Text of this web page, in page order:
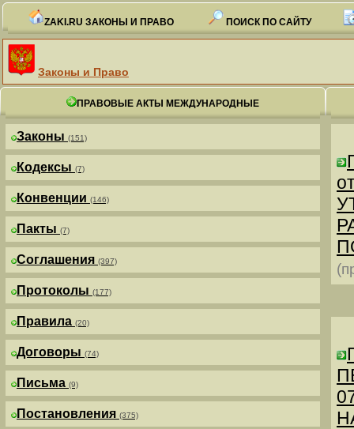
ZAKI.RU ЗАКОНЫ И ПРАВО ПОИСК ПО САЙТУ
Законы и Право
ПРАВОВЫЕ АКТЫ МЕЖДУНАРОДНЫЕ
Законы (151)
Кодексы (7)
Конвенции (146)
Пакты (7)
Соглашения (397)
Протоколы (177)
Правила (20)
Договоры (74)
Письма (9)
Постановления (375)